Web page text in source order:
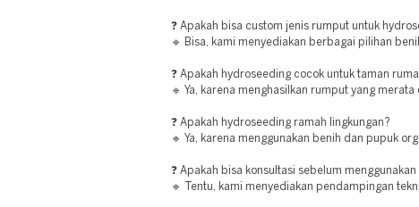
❓ Apakah bisa custom jenis rumput untuk
🔹 Bisa, kami menyediakan berbagai pilihan
❓ Apakah hydroseeding cocok untuk taman
🔹 Ya, karena menghasilkan rumput yang merata
❓ Apakah hydroseeding ramah lingkungan?
🔹 Ya, karena menggunakan benih dan pupuk
❓ Apakah bisa konsultasi sebelum
🔹 Tentu, kami menyediakan pendampingan